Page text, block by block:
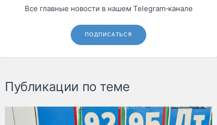
Все главные новости в нашем Telegram‑канале
ПОДПИСАТЬСЯ
Публикации по теме